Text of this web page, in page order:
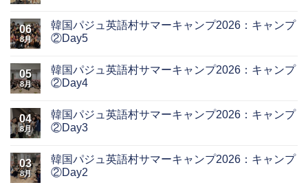
06
8月
韓国パジュ英語村サマーキャンプ2026：キャンプ
②Day5
05
8月
韓国パジュ英語村サマーキャンプ2026：キャンプ
②Day4
04
8月
韓国パジュ英語村サマーキャンプ2026：キャンプ
②Day3
03
8月
韓国パジュ英語村サマーキャンプ2026：キャンプ
②Day2